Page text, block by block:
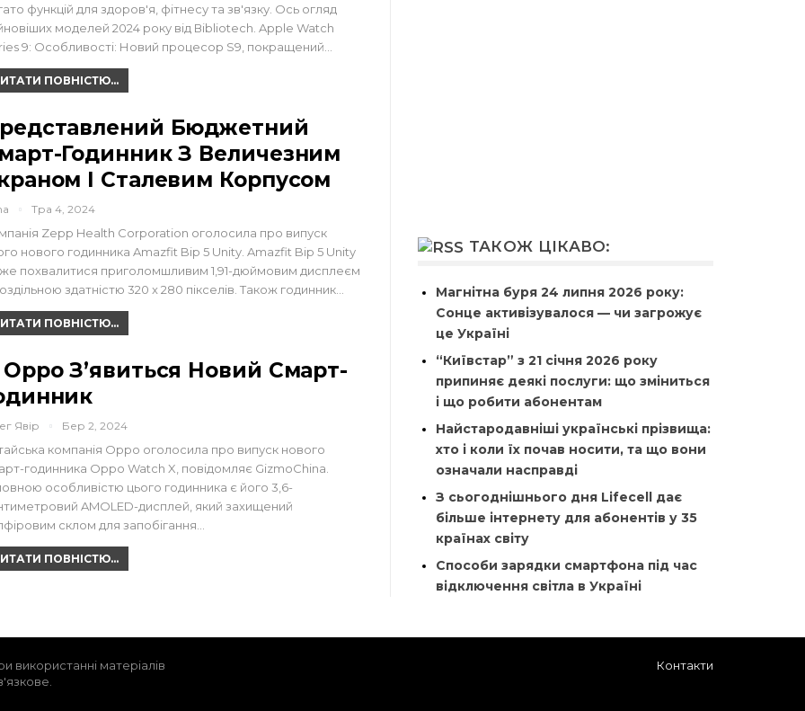
функцій для здоров'я, фітнесу та зв'язку. Ось огляд
моделей 2024 року від Вibliotech. Apple Watch
9: Особливості: Новий процесор S9, покращений…
ПОВНІСТЮ...
Бюджетний
Годинник З Величезним
І Сталевим Корпусом
Тра 4, 2024
Zepp Health Corporation оголосила про випуск
нового годинника Amazfit Bip 5 Unity. Amazfit Bip 5 Unity
похвалитися приголомшливим 1,91-дюймовим дисплеєм
здатністю 320 x 280 пікселів. Також годинник…
ПОВНІСТЮ...
З’явиться Новий Смарт-
Явір Бер 2, 2024
компанія Oppo оголосила про випуск нового
годинника Oppo Watch X, повідомляє GizmoChina.
особливістю цього годинника є його 3,6-
AMOLED-дисплей, який захищений
склом для запобігання…
ПОВНІСТЮ...
ТАКОЖ ЦІКАВО:
Магнітна буря 24 липня 2026 року:
Сонце активізувалося — чи загрожує
це Україні
“Київстар” з 21 січня 2026 року
припиняє деякі послуги: що зміниться
і що робити абонентам
Найстародавніші українські прізвища:
хто і коли їх почав носити, та що вони
означали насправді
З сьогоднішнього дня Lifecell дає
більше інтернету для абонентів у 35
країнах світу
Способи зарядки смартфона під час
відключення світла в Україні
матеріалів
Контакти